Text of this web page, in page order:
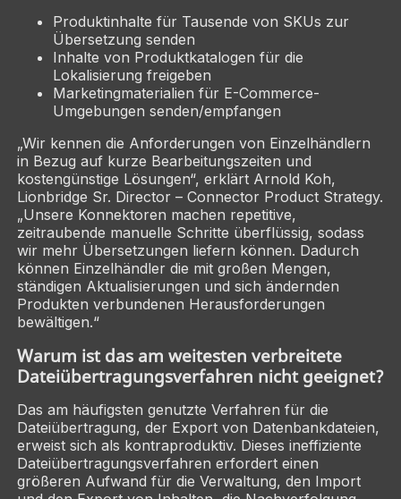
Produktinhalte für Tausende von SKUs zur
Übersetzung senden
Inhalte von Produktkatalogen für die
Lokalisierung freigeben
Marketingmaterialien für E-Commerce-
Umgebungen senden/empfangen
„Wir kennen die Anforderungen von Einzelhändlern
in Bezug auf kurze Bearbeitungszeiten und
kostengünstige Lösungen“, erklärt Arnold Koh,
Lionbridge Sr. Director – Connector Product Strategy.
„Unsere Konnektoren machen repetitive,
zeitraubende manuelle Schritte überflüssig, sodass
wir mehr Übersetzungen liefern können. Dadurch
können Einzelhändler die mit großen Mengen,
ständigen Aktualisierungen und sich ändernden
Produkten verbundenen Herausforderungen
bewältigen.“
Warum ist das am weitesten verbreitete
Datei­übertragungs­verfahren nicht geeignet?
Das am häufigsten genutzte Verfahren für die
Dateiübertragung, der Export von Datenbankdateien,
erweist sich als kontraproduktiv. Dieses ineffiziente
Dateiübertragungsverfahren erfordert einen
größeren Aufwand für die Verwaltung, den Import